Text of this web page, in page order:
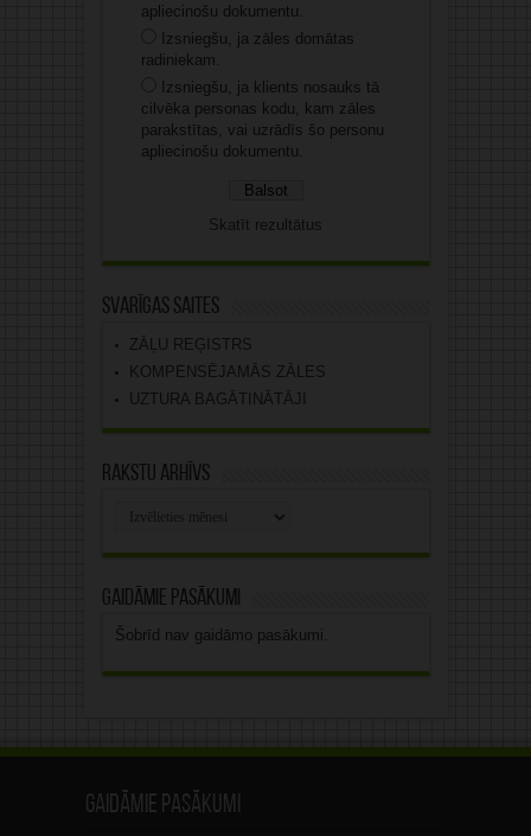
apliecinošu dokumentu.
Izsniegšu, ja zāles domātas
radiniekam.
Izsniegšu, ja klients nosauks tā
cilvēka personas kodu, kam zāles
parakstītas, vai uzrādīs šo personu
apliecinošu dokumentu.
Skatīt rezultātus
Svarīgas saites
ZĀĻU REĢISTRS
KOMPENSĒJAMĀS ZĀLES
UZTURA BAGĀTINĀTĀJI
Rakstu arhīvs
Gaidāmie pasākumi
Šobrīd nav gaidāmo pasākumi.
Gaidāmie pasākumi